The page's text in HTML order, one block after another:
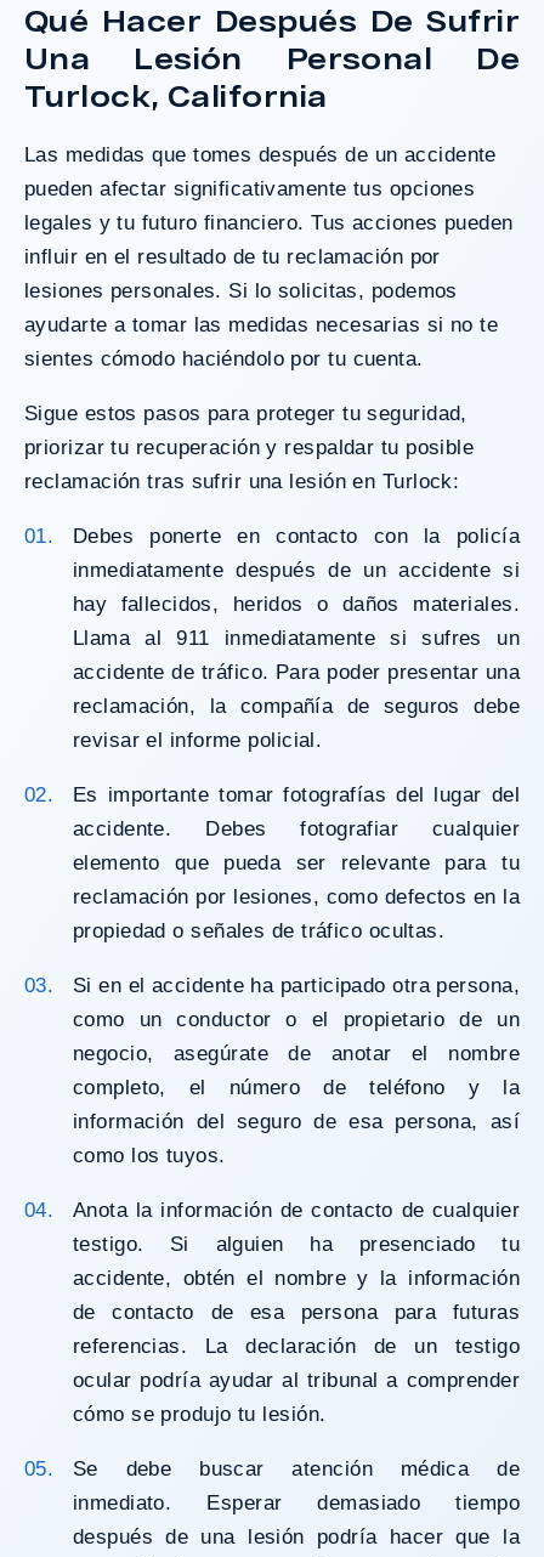
Qué Hacer Después De Sufrir
Una Lesión Personal De
Turlock, California
Las medidas que tomes después de un accidente
pueden afectar significativamente tus opciones
legales y tu futuro financiero. Tus acciones pueden
influir en el resultado de tu reclamación por
lesiones personales. Si lo solicitas, podemos
ayudarte a tomar las medidas necesarias si no te
sientes cómodo haciéndolo por tu cuenta.
Sigue estos pasos para proteger tu seguridad,
priorizar tu recuperación y respaldar tu posible
reclamación tras sufrir una lesión en Turlock:
Debes ponerte en contacto con la policía
inmediatamente después de un accidente si
hay fallecidos, heridos o daños materiales.
Llama al 911 inmediatamente si sufres un
accidente de tráfico. Para poder presentar una
reclamación, la compañía de seguros debe
revisar el informe policial.
Es importante tomar fotografías del lugar del
accidente. Debes fotografiar cualquier
elemento que pueda ser relevante para tu
reclamación por lesiones, como defectos en la
propiedad o señales de tráfico ocultas.
Si en el accidente ha participado otra persona,
como un conductor o el propietario de un
negocio, asegúrate de anotar el nombre
completo, el número de teléfono y la
información del seguro de esa persona, así
como los tuyos.
Anota la información de contacto de cualquier
testigo. Si alguien ha presenciado tu
accidente, obtén el nombre y la información
de contacto de esa persona para futuras
referencias. La declaración de un testigo
ocular podría ayudar al tribunal a comprender
cómo se produjo tu lesión.
Se debe buscar atención médica de
inmediato. Esperar demasiado tiempo
después de una lesión podría hacer que la